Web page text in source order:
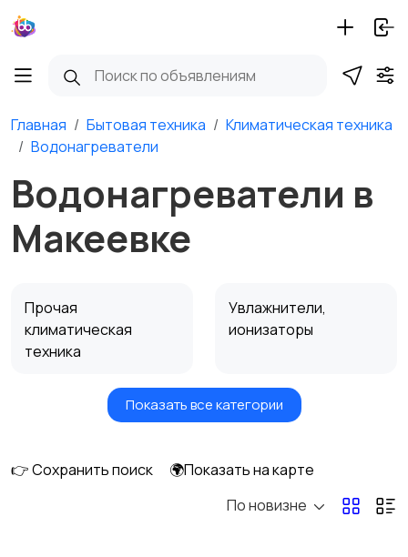
Главная Бытовая техника
Климатическая техника
Водонагреватели
Водонагреватели в
Макеевке
Прочая
климатическая
техника
Увлажнители,
ионизаторы
Вентиляторы Обогреватели
Кондиционеры и
Показать все категории
👉 Сохранить поиск
🌍Показать на карте
По новизне